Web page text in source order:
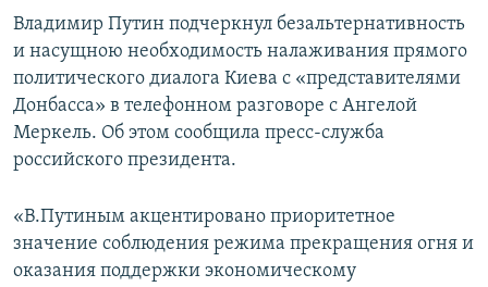
Владимир Путин подчеркнул безальтернативность
и насущною необходимость налаживания прямого
политического диалога Киева с «представителями
Донбасса» в телефонном разговоре с Ангелой
Меркель. Об этом сообщила пресс-служба
российского президента.
«В.Путиным акцентировано приоритетное
значение соблюдения режима прекращения огня и
оказания поддержки экономическому